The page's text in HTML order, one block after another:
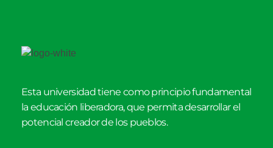
Esta universidad tiene como principio fundamental
la educación liberadora, que permita desarrollar el
potencial creador de los pueblos.